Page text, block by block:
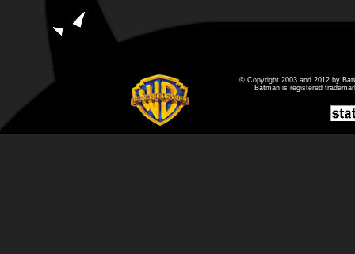
© Copyright 2003 and 2012 by
Batman is registered